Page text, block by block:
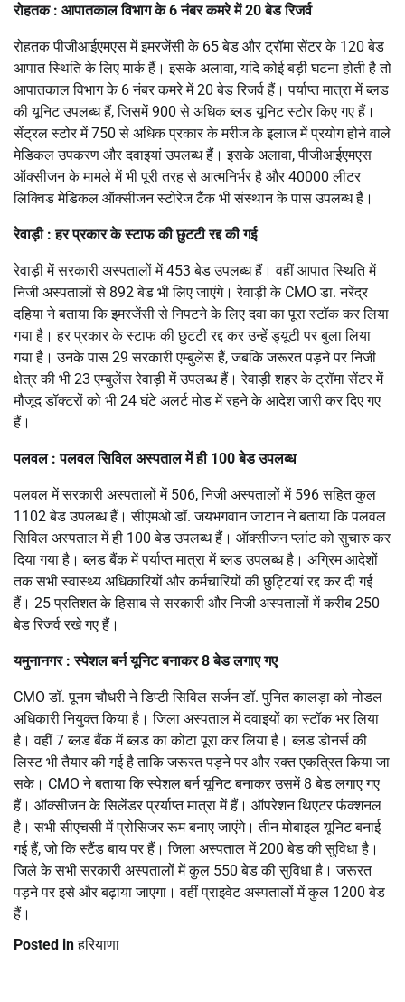
रोहतक : आपातकाल विभाग के 6 नंबर कमरे में 20 बेड रिजर्व
रोहतक पीजीआईएमएस में इमरजेंसी के 65 बेड और ट्रॉमा सेंटर के 120 बेड
आपात स्थिति के लिए मार्क हैं। इसके अलावा, यदि कोई बड़ी घटना होती है तो
आपातकाल विभाग के 6 नंबर कमरे में 20 बेड रिजर्व हैं। पर्याप्त मात्रा में ब्लड
की यूनिट उपलब्ध हैं, जिसमें 900 से अधिक ब्लड यूनिट स्टोर किए गए हैं।
सेंट्रल स्टोर में 750 से अधिक प्रकार के मरीज के इलाज में प्रयोग होने वाले
मेडिकल उपकरण और दवाइयां उपलब्ध हैं। इसके अलावा, पीजीआईएमएस
ऑक्सीजन के मामले में भी पूरी तरह से आत्मनिर्भर है और 40000 लीटर
लिक्विड मेडिकल ऑक्सीजन स्टोरेज टैंक भी संस्थान के पास उपलब्ध हैं।
रेवाड़ी : हर प्रकार के स्टाफ की छुटटी रद्द की गई
रेवाड़ी में सरकारी अस्पतालों में 453 बेड उपलब्ध हैं। वहीं आपात स्थिति में
निजी अस्पतालों से 892 बेड भी लिए जाएंगे। रेवाड़ी के CMO डा. नरेंद्र
दहिया ने बताया कि इमरजेंसी से निपटने के लिए दवा का पूरा स्टॉक कर लिया
गया है। हर प्रकार के स्टाफ की छुटटी रद्द कर उन्हें ड्यूटी पर बुला लिया
गया है। उनके पास 29 सरकारी एम्बुलेंस हैं, जबकि जरूरत पड़ने पर निजी
क्षेत्र की भी 23 एम्बुलेंस रेवाड़ी में उपलब्ध हैं। रेवाड़ी शहर के ट्रॉमा सेंटर में
मौजूद डॉक्टरों को भी 24 घंटे अलर्ट मोड में रहने के आदेश जारी कर दिए गए
हैं।
पलवल : पलवल सिविल अस्पताल में ही 100 बेड उपलब्ध
पलवल में सरकारी अस्पतालों में 506, निजी अस्पतालों में 596 सहित कुल
1102 बेड उपलब्ध हैं। सीएमओ डॉ. जयभगवान जाटान ने बताया कि पलवल
सिविल अस्पताल में ही 100 बेड उपलब्ध हैं। ऑक्सीजन प्लांट को सुचारु कर
दिया गया है। ब्लड बैंक में पर्याप्त मात्रा में ब्लड उपलब्ध है। अग्रिम आदेशों
तक सभी स्वास्थ्य अधिकारियों और कर्मचारियों की छुट्टियां रद्द कर दी गई
हैं। 25 प्रतिशत के हिसाब से सरकारी और निजी अस्पतालों में करीब 250
बेड रिजर्व रखे गए हैं।
यमुनानगर : स्पेशल बर्न यूनिट बनाकर 8 बेड लगाए गए
CMO डॉ. पूनम चौधरी ने डिप्टी सिविल सर्जन डॉ. पुनित कालड़ा को नोडल
अधिकारी नियुक्त किया है। जिला अस्पताल में दवाइयों का स्टॉक भर लिया
है। वहीं 7 ब्लड बैंक में ब्लड का कोटा पूरा कर लिया है। ब्लड डोनर्स की
लिस्ट भी तैयार की गई है ताकि जरूरत पड़ने पर और रक्त एकत्रित किया जा
सके। CMO ने बताया कि स्पेशल बर्न यूनिट बनाकर उसमें 8 बेड लगाए गए
हैं। ऑक्सीजन के सिलेंडर प्रर्याप्त मात्रा में हैं। ऑपरेशन थिएटर फंक्शनल
है। सभी सीएचसी में प्रोसिजर रूम बनाए जाएंगे। तीन मोबाइल यूनिट बनाई
गई हैं, जो कि स्टैंड बाय पर हैं। जिला अस्पताल में 200 बेड की सुविधा है।
जिले के सभी सरकारी अस्पतालों में कुल 550 बेड की सुविधा है। जरूरत
पड़ने पर इसे और बढ़ाया जाएगा। वहीं प्राइवेट अस्पतालों में कुल 1200 बेड
हैं।
Posted inहरियाणा